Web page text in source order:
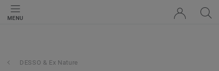
MENU
DESSO & Ex Nature